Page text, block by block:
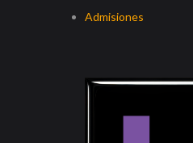
Admisiones